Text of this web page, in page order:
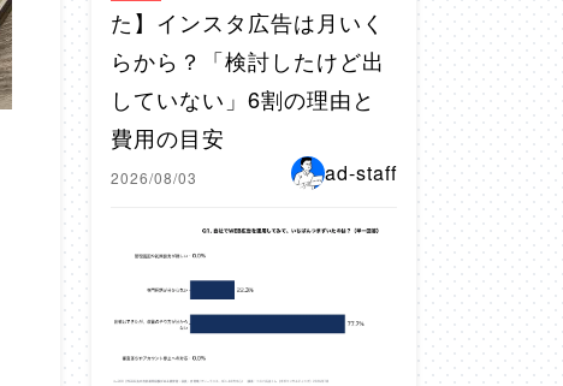
た】インスタ広告は月いく
らから？「検討したけど出
していない」6割の理由と
費用の目安
2026/08/03 ad-staff